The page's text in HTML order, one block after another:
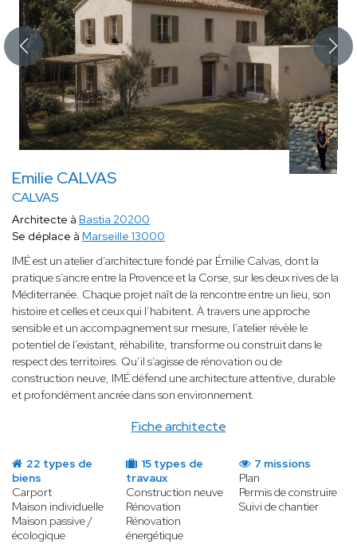
Emilie CALVAS
CALVAS
Fiche architecte
Architecte à Bastia 20200
Se déplace à Marseille 13000
IMÉ est un atelier d’architecture fondé par Émilie Calvas, dont la
pratique s’ancre entre la Provence et la Corse, sur les deux rives de la
Méditerranée. Chaque projet naît de la rencontre entre un lieu, son
histoire et celles et ceux qui l’habitent. À travers une approche
sensible et un accompagnement sur mesure, l’atelier révèle le
potentiel de l’existant, réhabilite, transforme ou construit dans le
respect des territoires. Qu’il s’agisse de rénovation ou de
construction neuve, IMÉ défend une architecture attentive, durable
et profondément ancrée dans son environnement.
22 types de
biens
Carport
Maison individuelle
Maison passive /
écologique
15 types de
travaux
Construction neuve
Rénovation
Rénovation
énergétique
7 missions
Plan
Permis de construire
Suivi de chantier